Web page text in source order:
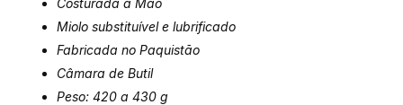
Miolo substituível e lubrificado
Fabricada no Paquistão
Câmara de Butil
Peso: 420 a 430 g